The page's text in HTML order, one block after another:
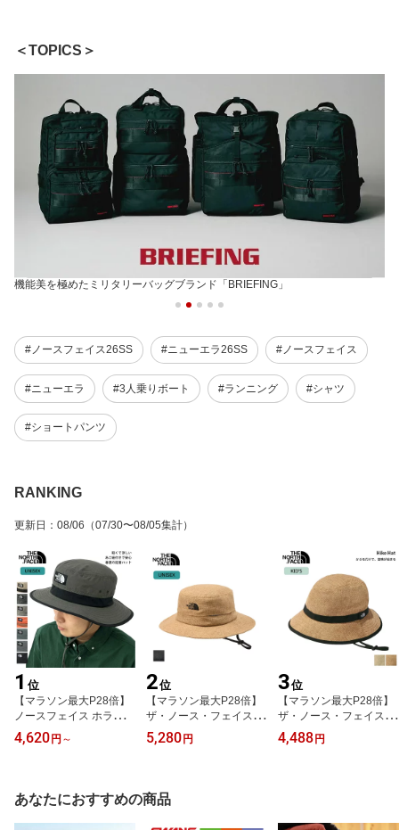
＜TOPICS＞
機能美を極めたミリタリーバッグブランド「BRIEFING」
#ノースフェイス26SS #ニューエラ26SS #ノースフェイス
#ニューエラ #3人乗りボート #ランニング #シャツ
#ショートパンツ
RANKING
更新日 ： 08/06 （07/30〜08/05集計）
1 位
【マラソン最大P28倍】
ノースフェイス ホライズ
ンハット UV 帽子 ユニセ
ックス 春夏 通気 軽量 あ
Horizon Hat 2026SS (24
0209)【SS25】
4,620 円 ～
2位
【マラソン最大P28倍】
ザ・ノース・フェイス ハ
イクホライズンハット ユ
ニセックス UVカット つ
ッシュ 通気 あご紐 HIKE
HORIZON HAT NN0264
5,280 円
3位
【マラソン最大P28倍】
ザ・ノース・フェイス ハ
イクハット 帽子 キッズ T
HE NORTH FACE NNJ0
子供 折りたたみ [メール
4,488 円
あなたにおすすめの商品